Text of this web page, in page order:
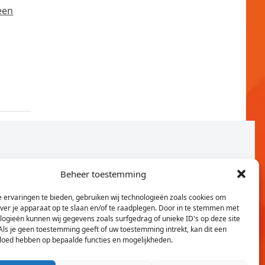
Beheer toestemming
ervaringen te bieden, gebruiken wij technologieën zoals cookies om
je apparaat op te slaan en/of te raadplegen. Door in te stemmen met
kunnen wij gegevens zoals surfgedrag of unieke ID's op deze site
je geen toestemming geeft of uw toestemming intrekt, kan dit een
hebben op bepaalde functies en mogelijkheden.